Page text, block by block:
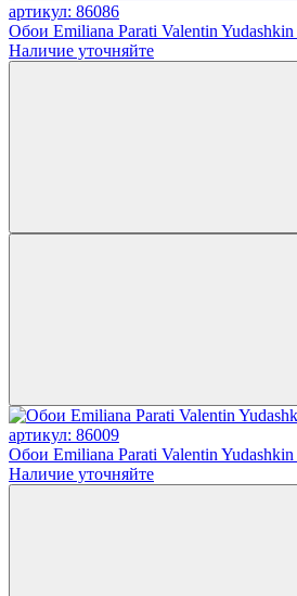
артикул: 86086
Обои Emiliana Parati Valentin
Наличие уточняйте
артикул: 86009
Обои Emiliana Parati Valentin
Наличие уточняйте